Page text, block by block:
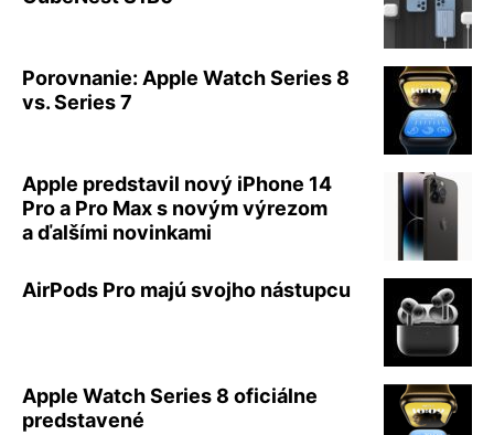
Porovnanie: Apple Watch Series 8
vs. Series 7
Apple predstavil nový iPhone 14
Pro a Pro Max s novým výrezom
a ďalšími novinkami
AirPods Pro majú svojho nástupcu
Apple Watch Series 8 oficiálne
predstavené